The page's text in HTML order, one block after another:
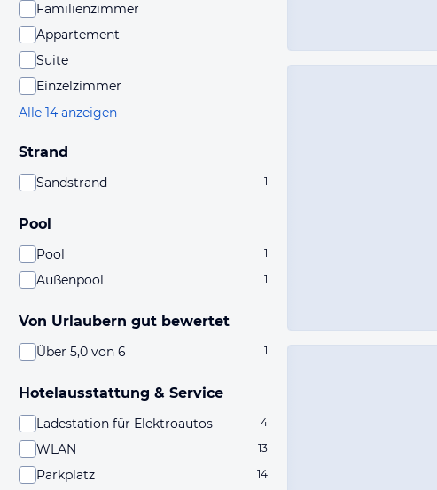
Familienzimmer
Appartement
Suite
Einzelzimmer
Alle 14 anzeigen
Strand
Sandstrand 1
Pool
Pool 1
Außenpool 1
Von Urlaubern gut bewertet
Über 5,0 von 6 1
Hotelausstattung & Service
Ladestation für Elektroautos 4
WLAN 13
Parkplatz 14